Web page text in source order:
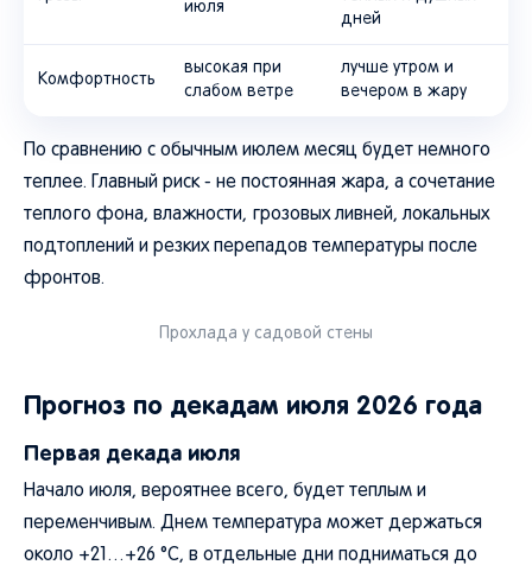
июля
дней
Комфортность
высокая при
слабом ветре
лучше утром и
вечером в жару
По сравнению с обычным июлем месяц будет немного
теплее. Главный риск - не постоянная жара, а сочетание
теплого фона, влажности, грозовых ливней, локальных
подтоплений и резких перепадов температуры после
фронтов.
Прохлада у садовой стены
Прогноз по декадам июля 2026 года
Первая декада июля
Начало июля, вероятнее всего, будет теплым и
переменчивым. Днем температура может держаться
около +21…+26 °C, в отдельные дни подниматься до